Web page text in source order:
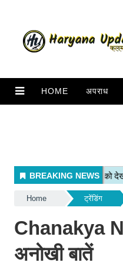
HOME अपराध
Home ट्रेंडिंग
Chanakya
अनोखी बातें